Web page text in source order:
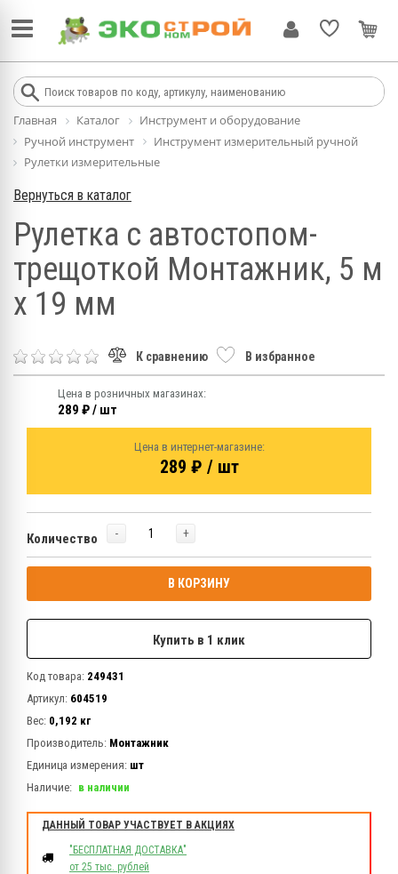
Главная Каталог
Инструмент и оборудование
Ручной инструмент
Инструмент измерительный ручной
Рулетки измерительные
Вернуться в каталог
Рулетка с автостопом-
трещоткой Монтажник, 5 м
х 19 мм
К сравнению В избранное
Цена в розничных магазинах:
289 ₽ / шт
Цена в интернет-магазине:
289 ₽ / шт
Количество - +
В КОРЗИНУ
Купить в 1 клик
Код товара: 249431
Артикул: 604519
Вес: 0,192 кг
Производитель: Монтажник
Единица измерения: шт
Наличие: в наличии
ДАННЫЙ ТОВАР УЧАСТВУЕТ В АКЦИЯХ
"БЕСПЛАТНАЯ ДОСТАВКА"
от 25 тыс. рублей